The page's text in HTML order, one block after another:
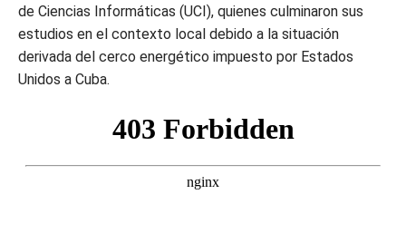
de Ciencias Informáticas (UCI), quienes culminaron sus
estudios en el contexto local debido a la situación
derivada del cerco energético impuesto por Estados
Unidos a Cuba.